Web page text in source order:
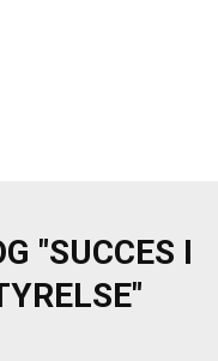
"SUCCES I